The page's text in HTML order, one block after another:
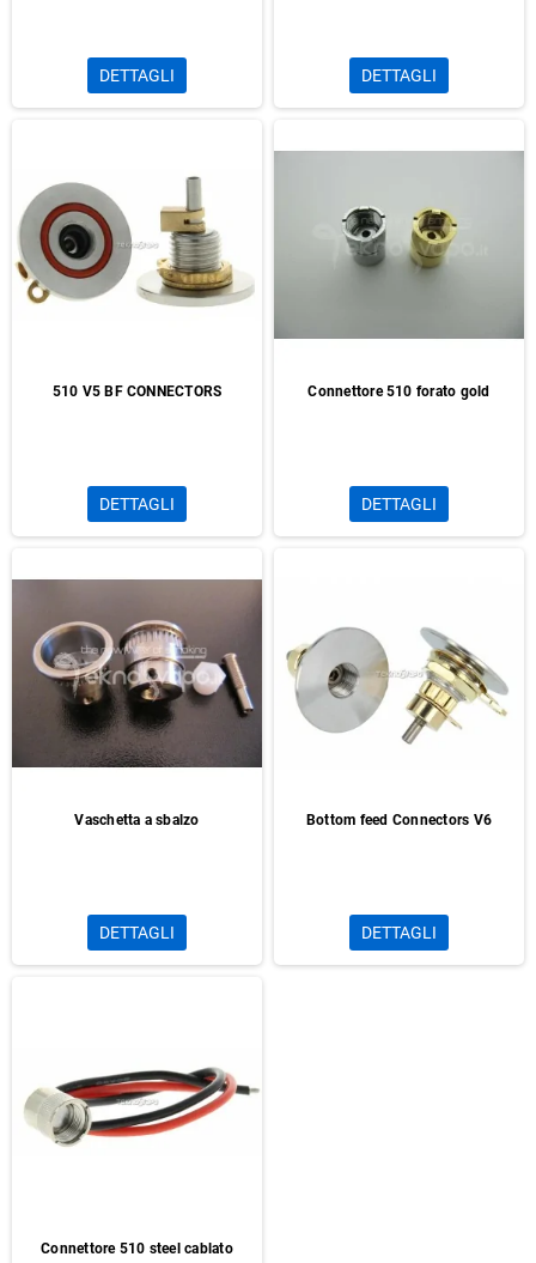
DETTAGLI DETTAGLI
510 V5 BF CONNECTORS
DETTAGLI
Connettore 510 forato gold
DETTAGLI
Vaschetta a sbalzo
DETTAGLI
Bottom feed Connectors V6
DETTAGLI
Connettore 510 steel cablato